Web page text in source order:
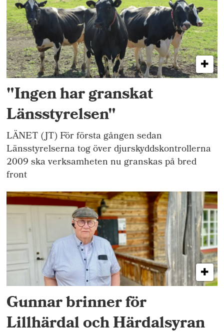
"Ingen har granskat
Länsstyrelsen"
LÄNET (JT) För första gången sedan
Länsstyrelserna tog över djurskyddskontrollerna
2009 ska verksamheten nu granskas på bred
front
Gunnar brinner för
Lillhärdal och Härdalsyran